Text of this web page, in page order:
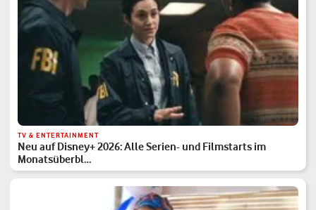
TV & ENTERTAINMENT
Neu auf Disney+ 2026: Alle Serien- und Filmstarts im
Monatsüberbl…